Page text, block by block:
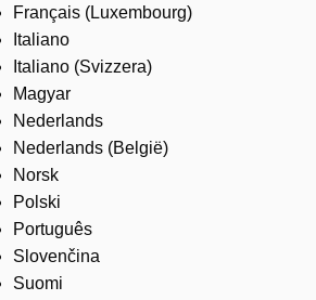
Français (Luxembourg)
Italiano
Italiano (Svizzera)
Magyar
Nederlands
Nederlands (België)
Norsk
Polski
Português
Slovenčina
Suomi